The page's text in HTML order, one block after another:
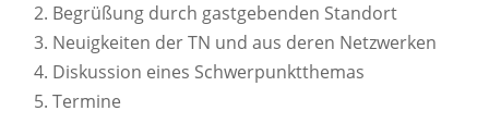
Begrüßung durch gastgebenden Standort
Neuigkeiten der TN und aus deren Netzwerken
Diskussion eines Schwerpunktthemas
Termine